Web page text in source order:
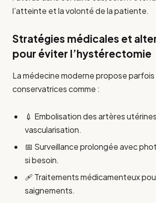
l’atteinte et la volonté de la patiente.
Stratégies médicales et
pour éviter l’hystérectomie
La médecine moderne propose
conservatrices comme :
💉 Embolisation des artères
vascularisation.
📅 Surveillance prolongée avec
si besoin.
🩹 Traitements médicamenteux
saignements.